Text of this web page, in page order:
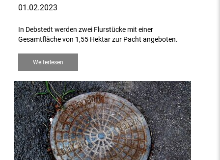
01.02.2023
In Debstedt werden zwei Flurstücke mit einer
Gesamtfläche von 1,55 Hektar zur Pacht angeboten.
Weiterlesen